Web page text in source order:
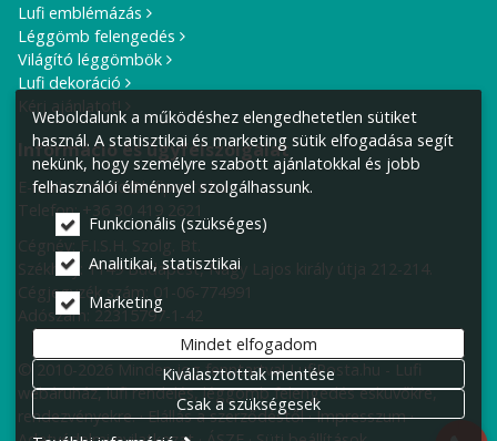
Lufi emblémázás
Léggömb felengedés
Világító léggömbök
Lufi dekoráció
Kérj ajánlatot!
Információ és ügyfélszolgálat
E-mail cím:info@lufiposta.hu
Telefon:+36 30 419 2621
Cégnév: F.I.S.H. Szolg. Bt.
Székhely: 1149 Budapest, Nagy Lajos király útja 212-214.
Cégjegyzék szám: 01-06-774991
Adószám: 22315797-1-42
© 2010-2026 Minden jog fenntartva! LufiPosta.hu - Lufi
webáruház, lufi rendelés, léggömb felengedés esküvőkre,
rendezvényekre. Elállás a szerződéstől Impresszum
Weboldalunk a működéshez elengedhetetlen sütiket
használ. A statisztikai és marketing sütik elfogadása segít
nekünk, hogy személyre szabott ajánlatokkal és jobb
felhasználói élménnyel szolgálhassunk.
Funkcionális (szükséges)
Analitikai, statisztikai
Marketing
Mindet elfogadom
Kiválasztottak mentése
Csak a szükségesek